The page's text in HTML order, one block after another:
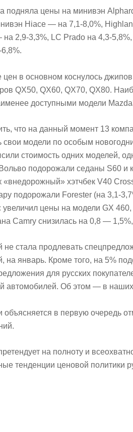
подняла цены на минивэн
Hiace — на 7,1-8,0%,
2,9-3,3%, LC Prado на 4,3-
в основном коснулось
QX50, QX60, QX70, QX80.
доступными модели
что на данный момент 13
свои модели по особым
стоимость одних моделей,
Вольво подорожали седаны S60
«внедорожный» хэтчбек V40
подорожали Forester (на 3,1-
увеличил цены на модели GX
Camry снизилась на 0,8 —
не стала продлевать
на январь. Кроме того, на 5%
для русских
автомобилей. Об этом — в
объясняется в первую очередь
на полноту и
тенденции ценовой политики